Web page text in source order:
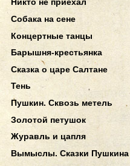
Никто не приехал
Собака на сене
Концертные танцы
Барышня-крестьянка
Сказка о царе Салтане
Тень
Пушкин. Сквозь метель
Золотой петушок
Журавль и цапля
Вымыслы. Сказки Пушкина